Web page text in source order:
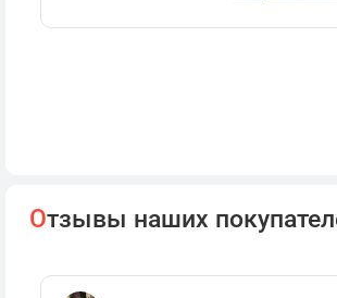
Отзывы наших